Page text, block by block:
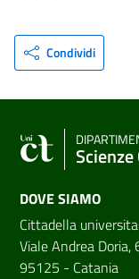
Condividi
DOVE SIAMO
Cittadella
Viale Andrea Doria,
95125 - Catania